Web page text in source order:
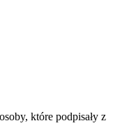
które podpisały z